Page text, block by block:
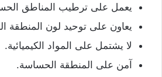
يعمل على ترطيب المناطق
يعاون على توحيد لون المنطقة
لا يشتمل على المواد الكيميائية.
آمن على المنطقة الحساسة.